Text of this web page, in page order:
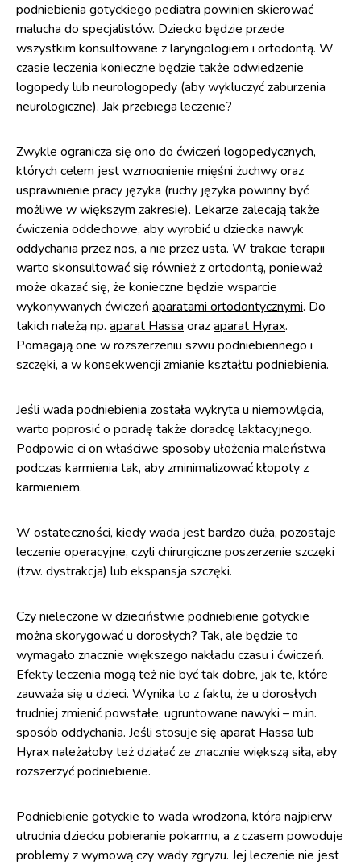
podniebienia gotyckiego pediatra powinien skierować
malucha do specjalistów. Dziecko będzie przede
wszystkim konsultowane z laryngologiem i ortodontą. W
czasie leczenia konieczne będzie także odwiedzenie
logopedy lub neurologopedy (aby wykluczyć zaburzenia
neurologiczne). Jak przebiega leczenie?
Zwykle ogranicza się ono do ćwiczeń logopedycznych,
których celem jest wzmocnienie mięśni żuchwy oraz
usprawnienie pracy języka (ruchy języka powinny być
możliwe w większym zakresie). Lekarze zalecają także
ćwiczenia oddechowe, aby wyrobić u dziecka nawyk
oddychania przez nos, a nie przez usta. W trakcie terapii
warto skonsultować się również z ortodontą, ponieważ
może okazać się, że konieczne będzie wsparcie
wykonywanych ćwiczeń aparatami ortodontycznymi. Do
takich należą np. aparat Hassa orazaparat Hyrax.
Pomagają one w rozszerzeniu szwu podniebiennego i
szczęki, a w konsekwencji zmianie kształtu podniebienia.
Jeśli wada podniebienia została wykryta u niemowlęcia,
warto poprosić o poradę także doradcę laktacyjnego.
Podpowie ci on właściwe sposoby ułożenia maleństwa
podczas karmienia tak, aby zminimalizować kłopoty z
karmieniem.
W ostateczności, kiedy wada jest bardzo duża, pozostaje
leczenie operacyjne, czyli chirurgiczne poszerzenie szczęki
(tzw. dystrakcja) lub ekspansja szczęki.
Czy nieleczone w dzieciństwie podniebienie gotyckie
można skorygować u dorosłych? Tak, ale będzie to
wymagało znacznie większego nakładu czasu i ćwiczeń.
Efekty leczenia mogą też nie być tak dobre, jak te, które
zauważa się u dzieci. Wynika to z faktu, że u dorosłych
trudniej zmienić powstałe, ugruntowane nawyki – m.in.
sposób oddychania. Jeśli stosuje się aparat Hassa lub
Hyrax należałoby też działać ze znacznie większą siłą, aby
rozszerzyć podniebienie.
Podniebienie gotyckie to wada wrodzona, która najpierw
utrudnia dziecku pobieranie pokarmu, a z czasem powoduje
problemy z wymową czy wady zgryzu. Jej leczenie nie jest